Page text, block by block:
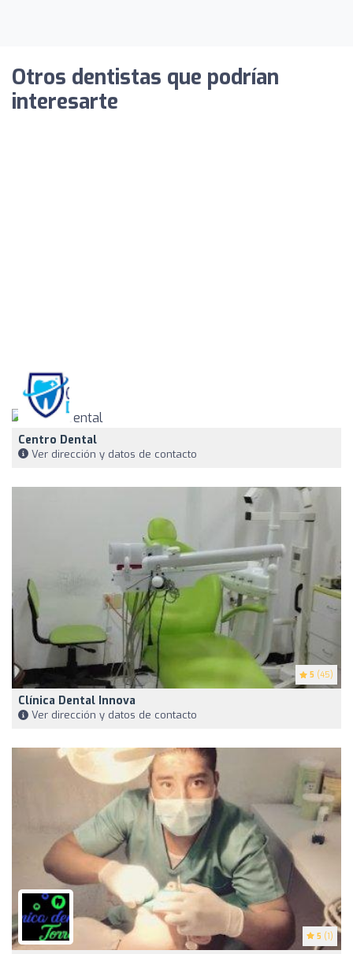
Otros dentistas que podrían
interesarte
Centro Dental
Ver dirección y datos de contacto
5 (45)
Clínica Dental Innova
Ver dirección y datos de contacto
5 (1)